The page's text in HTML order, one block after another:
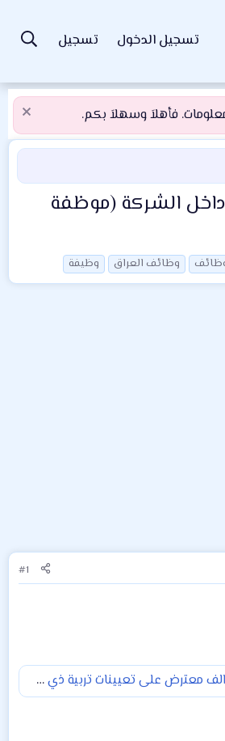
تسجيل الدخول تسجيل
فأهلاَ وسهلاَ بكم.
الشركة (موظفة
وظائف العراق وظيفة
#1